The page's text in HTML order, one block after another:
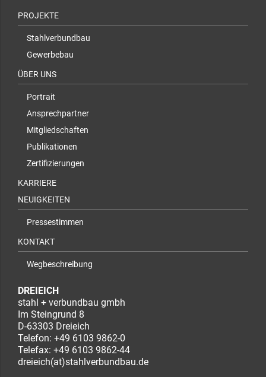
PROJEKTE
Stahlverbundbau
Gewerbebau
ÜBER UNS
Portrait
Ansprechpartner
Mitgliedschaften
Publikationen
Zertifizierungen
KARRIERE
NEUIGKEITEN
Pressestimmen
KONTAKT
Wegbeschreibung
DREIEICH
stahl + verbundbau gmbh
Im Steingrund 8
D-63303 Dreieich
Telefon: +49 6103 9862-0
Telefax: +49 6103 9862-44
dreieich(at)stahlverbundbau.de